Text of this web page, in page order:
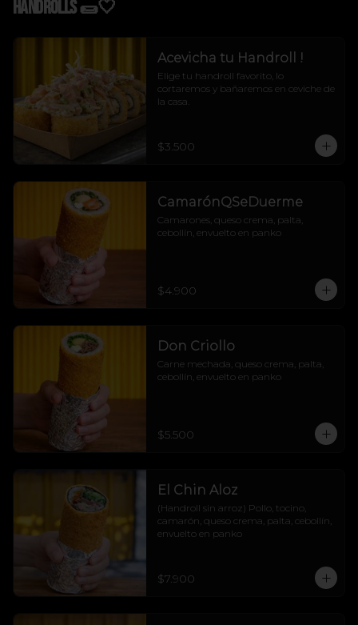
Handrolls 🌯🤍
Acevicha tu Handroll !
Elige tu handroll favorito, lo
cortaremos y bañaremos en ceviche de
la casa.
$3.500
CamarónQSeDuerme
Camarones, queso crema, palta,
cebollín, envuelto en panko
$4.900
Don Criollo
Carne mechada, queso crema, palta,
cebollín, envuelto en panko
$5.500
El Chin Aloz
(Handroll sin arroz) Pollo, tocino,
camarón, queso crema, palta, cebollín,
envuelto en panko
$7.900